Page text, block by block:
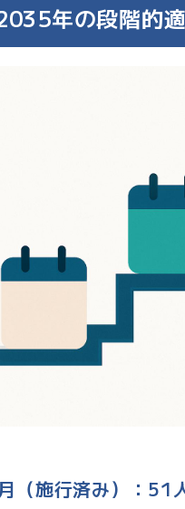
年の段階的
（施行済み）：51